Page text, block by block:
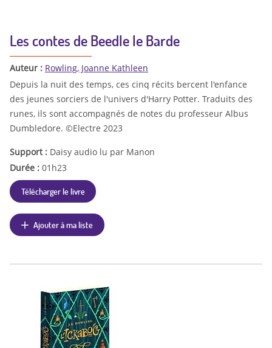
Les contes de Beedle le Barde
Auteur : Rowling, Joanne Kathleen
Depuis la nuit des temps, ces cinq récits bercent l'enfance
des jeunes sorciers de l'univers d'Harry Potter. Traduits des
runes, ils sont accompagnés de notes du professeur Albus
Dumbledore. ©Electre 2023
Support : Daisy audio lu par Manon
Durée : 01h23
Télécharger le livre
Ajouter à ma liste